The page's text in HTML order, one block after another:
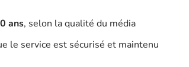
ans, selon la qualité du média
le service est sécurisé et maintenu